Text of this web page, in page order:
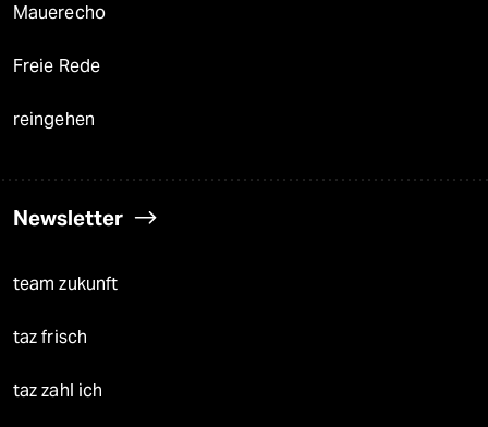
Mauerecho
Freie Rede
reingehen
Newsletter
team zukunft
taz frisch
taz zahl ich